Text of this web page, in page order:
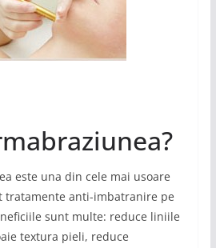
este una din cele mai usoare
tratamente anti-imbatranire pe
sunt multe: reduce liniile
textura pieli, reduce